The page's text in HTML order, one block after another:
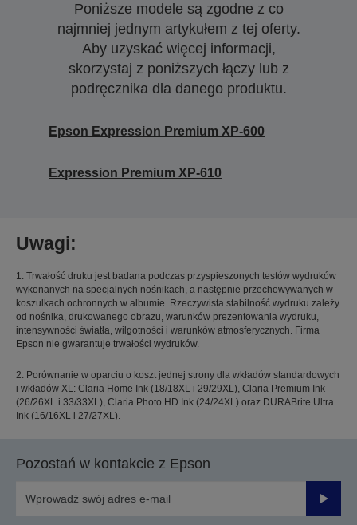
Poniższe modele są zgodne z co
najmniej jednym artykułem z tej oferty.
Aby uzyskać więcej informacji,
skorzystaj z poniższych łączy lub z
podręcznika dla danego produktu.
Epson Expression Premium XP-600
Expression Premium XP-610
Uwagi:
1. Trwałość druku jest badana podczas przyspieszonych testów wydruków
wykonanych na specjalnych nośnikach, a następnie przechowywanych w
koszulkach ochronnych w albumie. Rzeczywista stabilność wydruku zależy
od nośnika, drukowanego obrazu, warunków prezentowania wydruku,
intensywności światła, wilgotności i warunków atmosferycznych. Firma
Epson nie gwarantuje trwałości wydruków.
2. Porównanie w oparciu o koszt jednej strony dla wkładów standardowych
i wkładów XL: Claria Home Ink (18/18XL i 29/29XL), Claria Premium Ink
(26/26XL i 33/33XL), Claria Photo HD Ink (24/24XL) oraz DURABrite Ultra
Ink (16/16XL i 27/27XL).
Pozostań w kontakcie z Epson